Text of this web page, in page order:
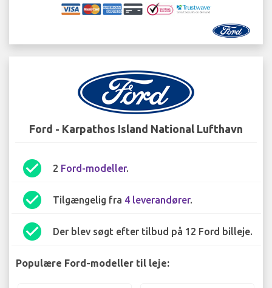
Ford - Karpathos Island National Lufthavn
check_circle 2 Ford-modeller.
check_circle Tilgængelig fra 4 leverandører.
check_circle Der blev søgt efter tilbud på 12 Ford billeje.
Populære Ford-modeller til leje: